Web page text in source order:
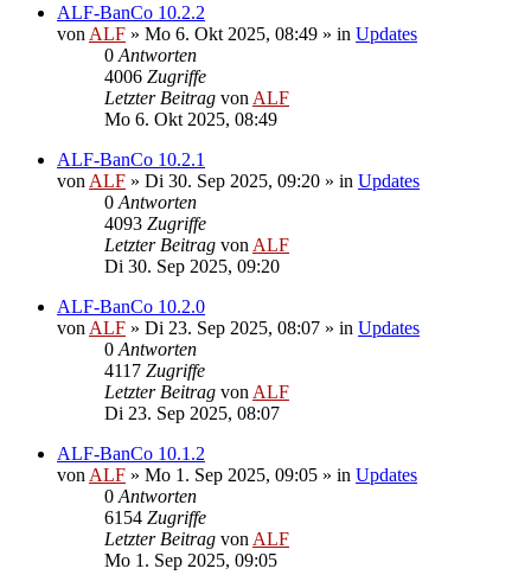
ALF-BanCo 10.2.2
von ALF » Mo 6. Okt 2025, 08:49 » in Updates
0 Antworten
4006 Zugriffe
Letzter Beitrag von ALF
Mo 6. Okt 2025, 08:49
ALF-BanCo 10.2.1
von ALF » Di 30. Sep 2025, 09:20 » in Updates
0 Antworten
4093 Zugriffe
Letzter Beitrag von ALF
Di 30. Sep 2025, 09:20
ALF-BanCo 10.2.0
von ALF » Di 23. Sep 2025, 08:07 » in Updates
0 Antworten
4117 Zugriffe
Letzter Beitrag von ALF
Di 23. Sep 2025, 08:07
ALF-BanCo 10.1.2
von ALF » Mo 1. Sep 2025, 09:05 » in Updates
0 Antworten
6154 Zugriffe
Letzter Beitrag von ALF
Mo 1. Sep 2025, 09:05